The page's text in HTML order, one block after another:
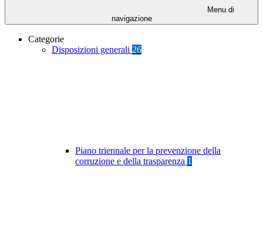
Menu di
navigazione
Categorie
Disposizioni generali 26
Piano triennale per la prevenzione della
corruzione e della trasparenza 1